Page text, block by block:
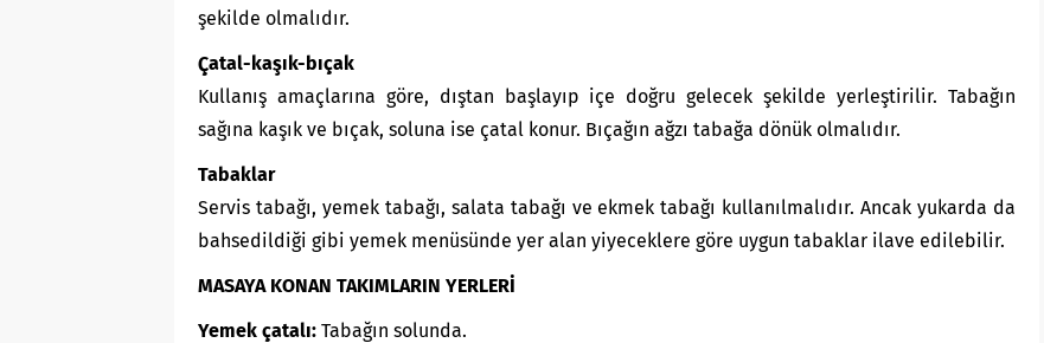
şekilde olmalıdır.
Çatal-kaşık-bıçak
Kullanış amaçlarına göre, dıştan başlayıp içe doğru gelecek şekilde yerleştirilir. Tabağın
sağına kaşık ve bıçak, soluna ise çatal konur. Bıçağın ağzı tabağa dönük olmalıdır.
Tabaklar
Servis tabağı, yemek tabağı, salata tabağı ve ekmek tabağı kullanılmalıdır. Ancak yukarda da
bahsedildiği gibi yemek menüsünde yer alan yiyeceklere göre uygun tabaklar ilave edilebilir.
MASAYA KONAN TAKIMLARIN YERLERİ
Yemek çatalı: Tabağın solunda.